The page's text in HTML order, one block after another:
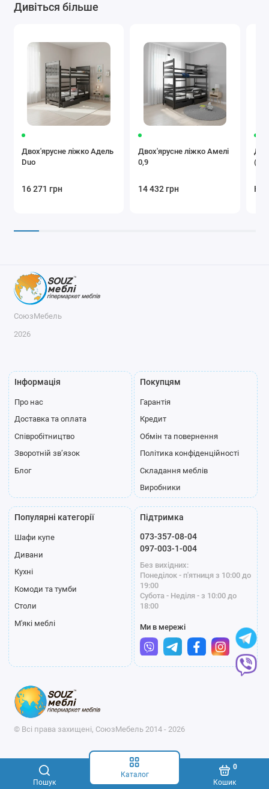
Пошук
Каталог
Кошик
0
Дивіться більше
Двох'ярусне ліжко Адель
Duo
16 271 грн
Двох'ярусне ліжко Амелі
0,9
14 432 грн
(ш)
СоюзМебель
2026
Інформація
Про нас
Доставка та оплата
Співробітництво
Зворотній зв’язок
Блог
Покупцям
Гарантія
Кредит
Обмін та повернення
Політика конфіденційності
Складання меблів
Виробники
Популярні категорії
Шафи купе
Дивани
Кухні
Комоди та тумби
Столи
М'які меблі
Підтримка
073-357-08-04
097-003-1-004
Без вихідних:
Понеділок - п'ятниця з 10:00 до
19:00
Субота - Неділя - з 10:00 до
18:00
Ми в мережі
© Всі права захищені, СоюзМебель 2014 - 2026